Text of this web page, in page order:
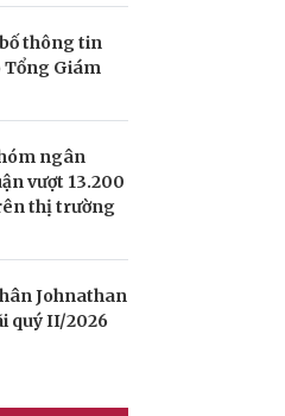
thông tin
Tổng Giám
ngân
vượt 13.200
thị trường
Johnathan
quý II/2026